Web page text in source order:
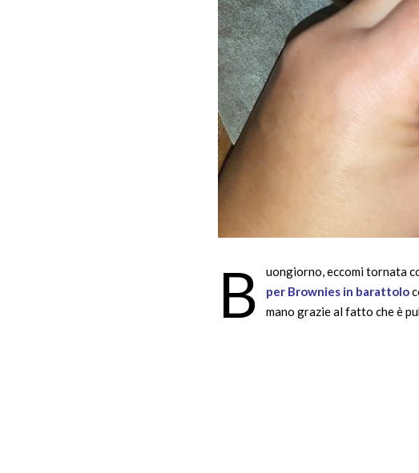
B uongiorno, eccomi tornata
per Brownies in barattolo
mano grazie al fatto che è